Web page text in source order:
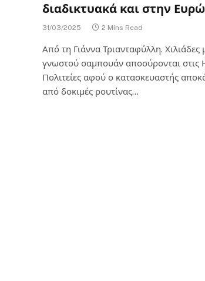
διαδικτυακά και στην
31/03/2025 2 Mins Read
Από τη Γιάννα Τριανταφύλλη. Χιλιάδες
γνωστού σαμπουάν αποσύρονται στις
Πολιτείες αφού ο κατασκευαστής
από δοκιμές ρουτίνας…